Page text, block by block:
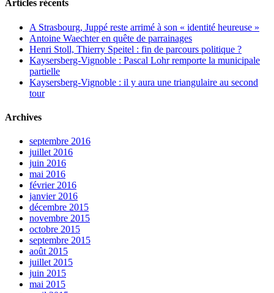
Articles récents
A Strasbourg, Juppé reste arrimé à son « identité heureuse »
Antoine Waechter en quête de parrainages
Henri Stoll, Thierry Speitel : fin de parcours politique ?
Kaysersberg-Vignoble : Pascal Lohr remporte la municipale
partielle
Kaysersberg-Vignoble : il y aura une triangulaire au second
tour
Archives
septembre 2016
juillet 2016
juin 2016
mai 2016
février 2016
janvier 2016
décembre 2015
novembre 2015
octobre 2015
septembre 2015
août 2015
juillet 2015
juin 2015
mai 2015